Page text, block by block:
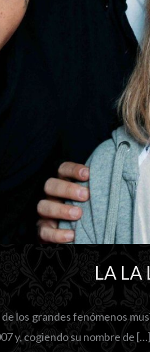
LA LA
los grandes fenómenos
y, cogiendo su nombre de […]